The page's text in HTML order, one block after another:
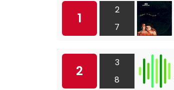
1
2
7
2
3
8